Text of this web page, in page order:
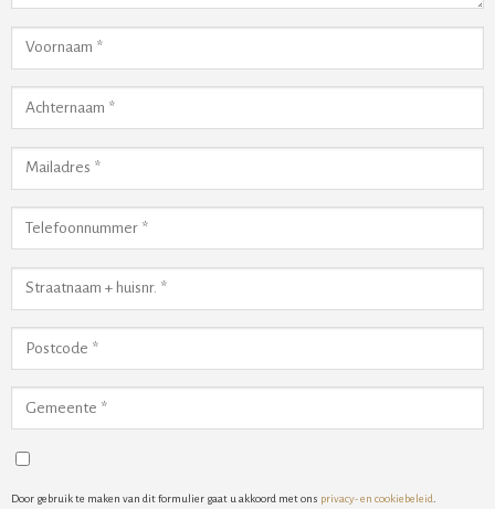
Door gebruik te maken van dit formulier gaat u akkoord met ons privacy- en cookiebeleid